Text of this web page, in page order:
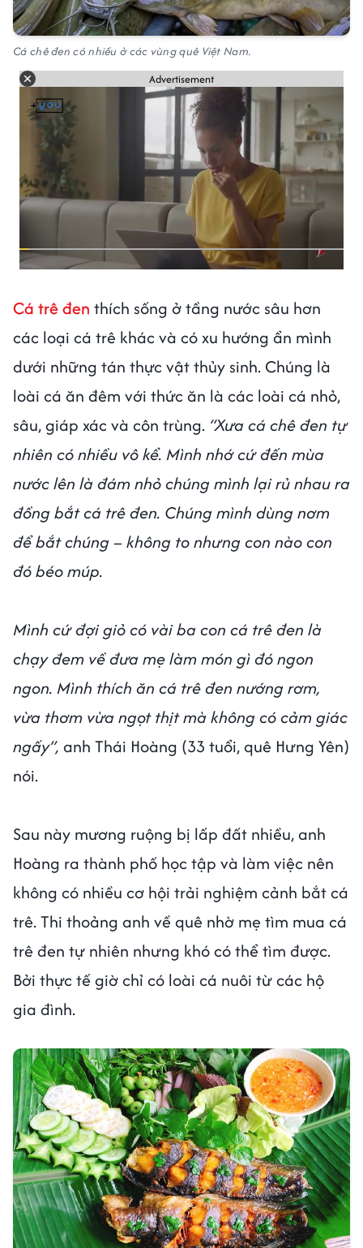
Cá chê đen có nhiều ở các vùng quê Việt Nam.
Advertisement
Cá trê đen thích sống ở tầng nước sâu hơn
các loại cá trê khác và có xu hướng ẩn mình
dưới những tán thực vật thủy sinh. Chúng là
loài cá ăn đêm với thức ăn là các loài cá nhỏ,
sâu, giáp xác và côn trùng. “Xưa cá chê đen tự
nhiên có nhiều vô kể. Mình nhớ cứ đến mùa
nước lên là đám nhỏ chúng mình lại rủ nhau ra
đồng bắt cá trê đen. Chúng mình dùng nơm
để bắt chúng – không to nhưng con nào con
đó béo múp.
Mình cứ đợi giỏ có vài ba con cá trê đen là
chạy đem về đưa mẹ làm món gì đó ngon
ngon. Mình thích ăn cá trê đen nướng rơm,
vừa thơm vừa ngọt thịt mà không có cảm giác
ngấy”, anh Thái Hoàng (33 tuổi, quê Hưng Yên)
nói.
Sau này mương ruộng bị lấp đất nhiều, anh
Hoàng ra thành phố học tập và làm việc nên
không có nhiều cơ hội trải nghiệm cảnh bắt cá
trê. Thi thoảng anh về quê nhờ mẹ tìm mua cá
trê đen tự nhiên nhưng khó có thể tìm được.
Bởi thực tế giờ chỉ có loài cá nuôi từ các hộ
gia đình.